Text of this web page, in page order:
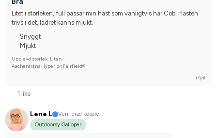
Litet i storleken, full passar min häst som vanligtvis har Cob. Hästen
trivs i det, lädret känns mjukt.
Snyggt
Mjukt
Upplevd storlek: Liten
Aachenträns Hyperion Fairfield®
i fjol
1 like
Lene L
Verifierad köpare
Outdoorsy Galloper